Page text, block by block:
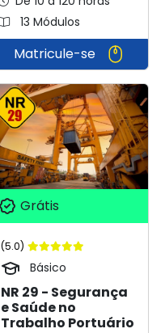
13 Módulos
Matricule-se
Grátis
(5.0)
Básico
NR 29 - Segurança
e Saúde no
Trabalho Portuário